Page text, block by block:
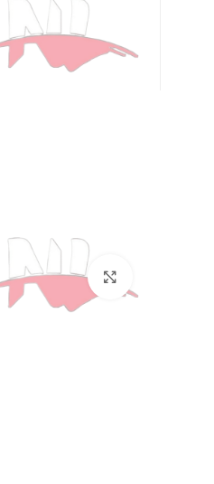
Click to enlarge